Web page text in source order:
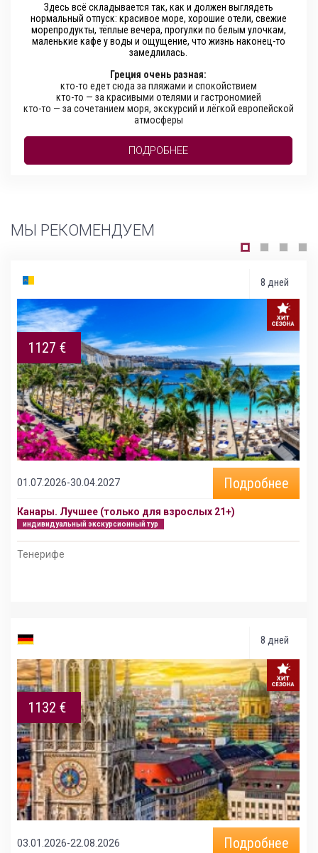
Здесь всё складывается так, как и должен выглядеть
нормальный отпуск: красивое море, хорошие отели, свежие
морепродукты, тёплые вечера, прогулки по белым улочкам,
маленькие кафе у воды и ощущение, что жизнь наконец-то
замедлилась.
Греция очень разная:
кто-то едет сюда за пляжами и спокойствием
кто-то — за красивыми отелями и гастрономией
кто-то — за сочетанием моря, экскурсий и лёгкой европейской
атмосферы
ПОДРОБНЕЕ
МЫ РЕКОМЕНДУЕМ
8 дней
1127 €
01.07.2026-30.04.2027 Подробнее
Канары. Лучшее (только для взрослых 21+)
индивидуальный экскурсионный тур
Тенерифе
8 дней
1132 €
03.01.2026-22.08.2026 Подробнее